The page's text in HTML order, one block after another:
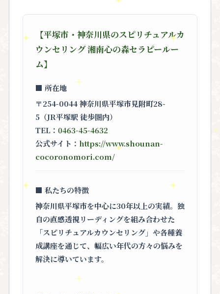
【平塚市・神奈川県のスピリチュアルカ
ウンセリング 湘南心の森セラピールー
ム】
■ 所在地
〒254-0044 神奈川県平塚市見附町28-
5（JR平塚駅 徒歩圏内）
TEL： 0463-45-4632
公式サイト： https://www.shounan-
cocoronomori.com/
■ 私たちの特徴
神奈川県平塚市を中心に30年以上の実績。独
自の直感透視リーディングを組み合わせた
「スピリチュアルカウンセリング」 や各種養
成講座を通じて、幅広い年代の方々の悩みを
解決に導いています。